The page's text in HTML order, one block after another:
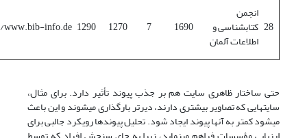
28
انجمن
کتابشناسی و
اطلاعات آلمان
1690
7
1270
1290
info.de/
حتی ساختار ظاهری سایت هم بر جذب پیوند تأثیر دارد. برای مثال،
سایتهایی که تصاویر بیشتری دارند، دیرتر بارگذاری می­شوند و این باعث
می­شود کمتر به آنها پیوند ایجاد شود. تحلیل پیوندها رویکرد جالبی برای